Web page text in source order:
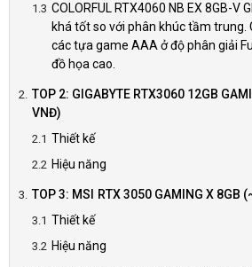
COLORFUL RTX4060 NB EX 8GB-V
khá tốt so với phân khúc tầm trung.
các tựa game AAA ở độ phân giải
đồ họa cao.
TOP 2: GIGABYTE RTX3060 12GB
VNĐ)
Thiết kế
Hiệu năng
TOP 3: MSI RTX 3050 GAMING X 8GB
Thiết kế
Hiệu năng